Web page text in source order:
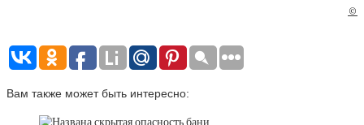
©
Вам также может быть интересно: